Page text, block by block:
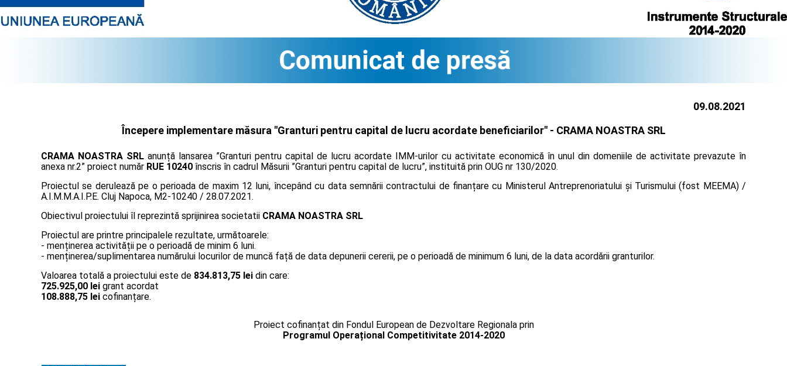
09.08.2021
Începere implementare măsura "Granturi pentru capital de lucru acordate beneficiarilor" - CRAMA NOASTRA SRL
CRAMA NOASTRA SRL anunță lansarea ”Granturi pentru capital de lucru acordate IMM-urilor cu activitate economică în unul din domeniile de activitate prevazute în
anexa nr.2” proiect număr RUE 10240 înscris în cadrul Măsurii ”Granturi pentru capital de lucru”, instituită prin OUG nr 130/2020.
Proiectul se derulează pe o perioada de maxim 12 luni, începând cu data semnării contractului de finanțare cu Ministerul Antreprenoriatului și Turismului (fost MEEMA) /
A.I.M.M.A.I.P.E. Cluj Napoca, M2-10240 / 28.07.2021.
Obiectivul proiectului îl reprezintă sprijinirea societatii CRAMA NOASTRA SRL
Proiectul are printre principalele rezultate, următoarele:
- menținerea activității pe o perioadă de minim 6 luni.
- menținerea/suplimentarea numărului locurilor de muncă față de data depunerii cererii, pe o perioadă de minimum 6 luni, de la data acordării granturilor.
Valoarea totală a proiectului este de 834.813,75 lei din care:
725.925,00 lei grant acordat
108.888,75 lei cofinanțare.
Proiect cofinanțat din Fondul European de Dezvoltare Regionala prin
Programul Operațional Competitivitate 2014-2020